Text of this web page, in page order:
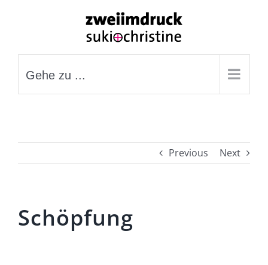
Gehe zu ...
Previous Next
Schöpfung